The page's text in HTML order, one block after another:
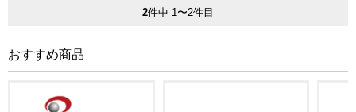
2件中 1〜2件目
おすすめ商品